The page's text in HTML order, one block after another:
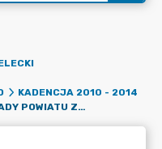
KADENCJA 2010 - 2014
UCHWAŁA NR III 37 2011 RADY POWIATU ZGORZELECKIEGO Z DNIA 26 STYCZNIA 2011 R. W SPRAWIE ROZPATRZENIA SKARGI NA DZIAŁALNOŚĆ DYREKTORA DOMU POMOCY SPOŁECZNEJ ,,OSTOJA'' W ZGORZELCU ORAZ DYREKTORA POWIATOWEGO CENTRUM POMOCY RODZINIE W ZGORZELCU.